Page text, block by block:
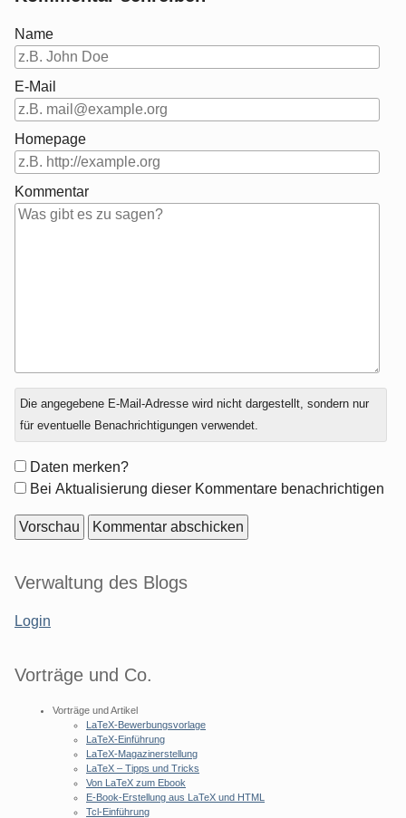
Name
E-Mail
Homepage
Kommentar
Antwort
zu
Die angegebene E-Mail-Adresse wird nicht dargestellt, sondern nur
für eventuelle Benachrichtigungen verwendet.
Formular-
Optionen
Daten merken?
Bei Aktualisierung dieser Kommentare benachrichtigen
Seitenleiste
Verwaltung des Blogs
Login
Vorträge und Co.
Vorträge und Artikel
LaTeX-Bewerbungsvorlage
LaTeX-Einführung
LaTeX-Magazinerstellung
LaTeX – Tipps und Tricks
Von LaTeX zum Ebook
E-Book-Erstellung aus LaTeX und HTML
Tcl-Einführung